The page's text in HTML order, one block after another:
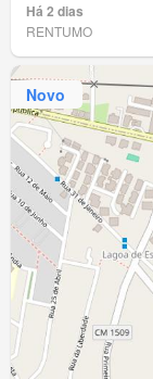
Há 2 dias
RENTUMO
Novo